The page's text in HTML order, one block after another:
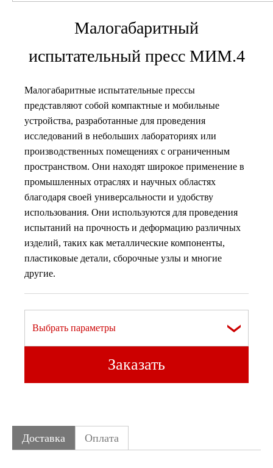
Малогабаритный
испытательный пресс МИМ.4
Малогабаритные испытательные прессы
представляют собой компактные и мобильные
устройства, разработанные для проведения
исследований в небольших лабораториях или
производственных помещениях с ограниченным
пространством. Они находят широкое применение в
промышленных отраслях и научных областях
благодаря своей универсальности и удобству
использования. Они используются для проведения
испытаний на прочность и деформацию различных
изделий, таких как металлические компоненты,
пластиковые детали, сборочные узлы и многие
другие.
Выбрать параметры
Заказать
Доставка Оплата